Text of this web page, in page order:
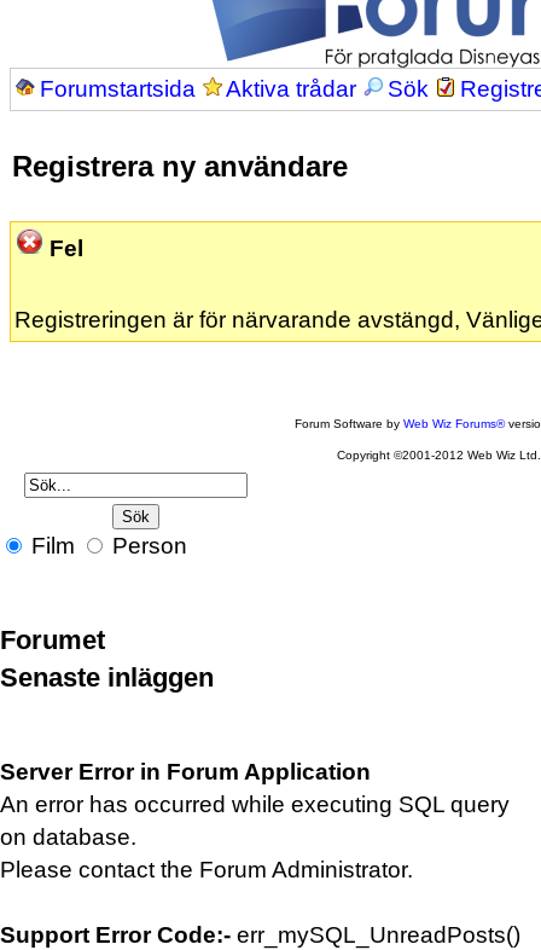
Forumstartsida Aktiva trådar Sök
Registrera ny användare
Fel
Registreringen är för närvarande avstängd,
Forum Software byWeb Wiz Forums®
Copyright ©2001-2012 Web Wiz Ltd.
Film Person
Forumet
Senaste inläggen
Server Error in Forum Application
An error has occurred while executing SQL query
on database.
Please contact the Forum Administrator.
Support Error Code:- err_mySQL_UnreadPosts()